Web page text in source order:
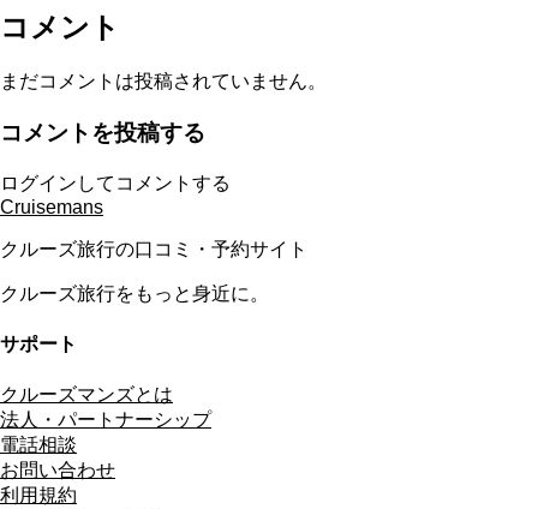
コメント
まだコメントは投稿されていません。
コメントを投稿する
ログインしてコメントする
Cruisemans
クルーズ旅行の口コミ・予約サイト
クルーズ旅行をもっと身近に。
サポート
クルーズマンズとは
法人・パートナーシップ
電話相談
お問い合わせ
利用規約